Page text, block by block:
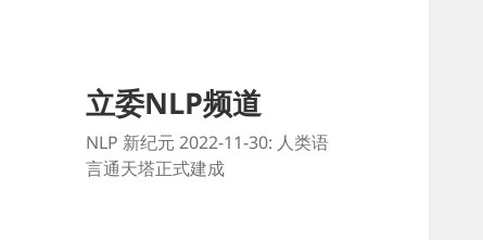
立委NLP频道
NLP 新纪元 2022-11-30: 人类语
言通天塔正式建成